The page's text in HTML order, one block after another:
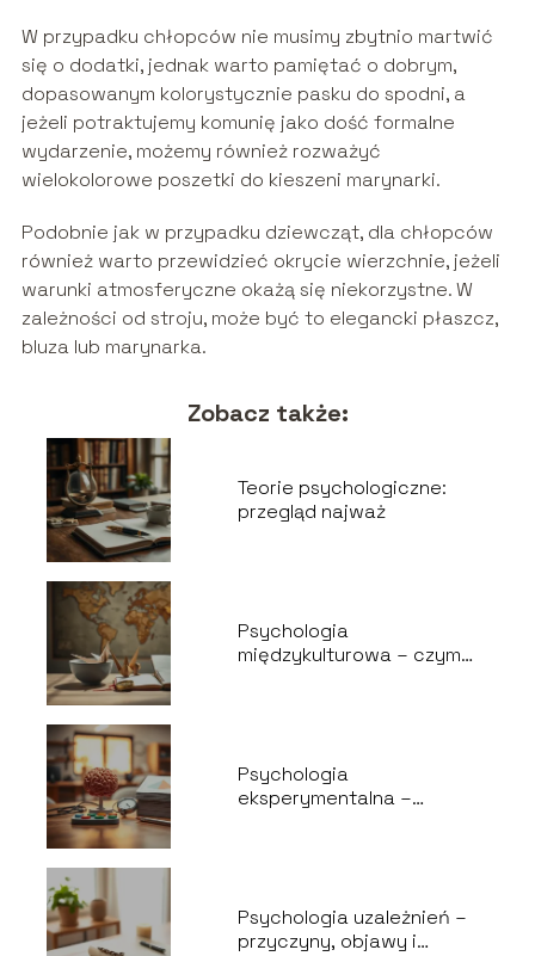
W przypadku chłopców nie musimy zbytnio martwić
się o dodatki, jednak warto pamiętać o dobrym,
dopasowanym kolorystycznie pasku do spodni, a
jeżeli potraktujemy komunię jako dość formalne
wydarzenie, możemy również rozważyć
wielokolorowe poszetki do kieszeni marynarki.
Podobnie jak w przypadku dziewcząt, dla chłopców
również warto przewidzieć okrycie wierzchnie, jeżeli
warunki atmosferyczne okażą się niekorzystne. W
zależności od stroju, może być to elegancki płaszcz,
bluza lub marynarka.
Zobacz także:
Teorie psychologiczne:
przegląd najważ
Psychologia
międzykulturowa – czym
Psychologia
eksperymentalna –
Psychologia uzależnień –
przyczyny, objawy i